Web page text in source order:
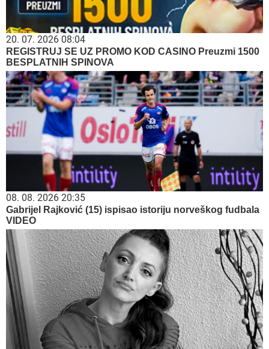
20. 07. 2026 08:04
REGISTRUJ SE UZ PROMO KOD CASINO Preuzmi 1500
BESPLATNIH SPINOVA
08. 08. 2026 20:35
Gabrijel Rajković (15) ispisao istoriju norveškog fudbala
VIDEO